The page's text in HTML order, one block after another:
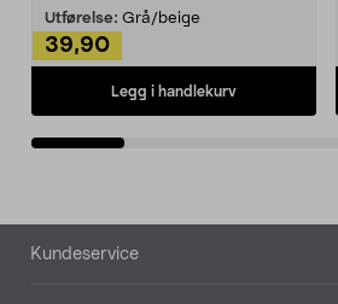
Utførelse: Grå/beige
39,90
Legg i handlekurv
Bunntekst
Kundeservice